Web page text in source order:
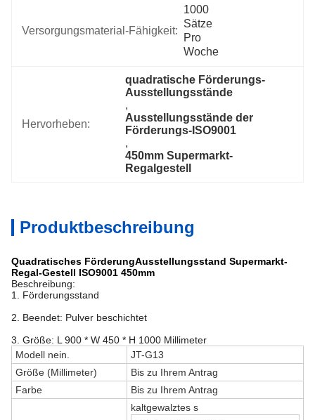
Versorgungsmaterial-Fähigkeit:
1000
Sätze
Pro
Woche
Hervorheben:
quadratische Förderungs-
Ausstellungsstände
,
Ausstellungsstände der
Förderungs-ISO9001
,
450mm Supermarkt-
Regalgestell
Produktbeschreibung
Quadratisches FörderungAusstellungsstand Supermarkt-
Regal-Gestell ISO9001 450mm
Beschreibung:
1. Förderungsstand
2. Beendet: Pulver beschichtet
3. Größe: L 900 * W 450 * H 1000 Millimeter
Modell nein.
JT-G13
Größe (Millimeter)
Bis zu Ihrem Antrag
Farbe
Bis zu Ihrem Antrag
kaltgewalztes s